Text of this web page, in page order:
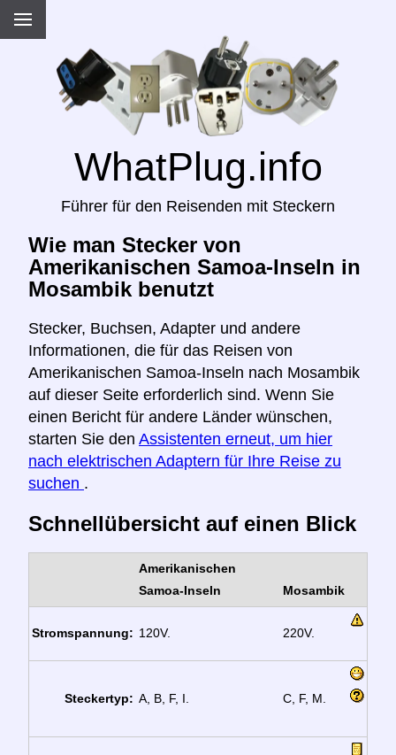
WhatPlug.info
Führer für den Reisenden mit Steckern
Wie man Stecker von
Amerikanischen Samoa-Inseln in
Mosambik benutzt
Stecker, Buchsen, Adapter und andere
Informationen, die für das Reisen von
Amerikanischen Samoa-Inseln nach Mosambik
auf dieser Seite erforderlich sind. Wenn Sie
einen Bericht für andere Länder wünschen,
starten Sie den Assistenten erneut, um hier
nach elektrischen Adaptern für Ihre Reise zu
suchen .
Schnellübersicht auf einen Blick
Amerikanischen
Samoa-Inseln
Mosambik
Stromspannung: 120V. 220V.
Steckertyp: A, B, F, I. C, F, M.